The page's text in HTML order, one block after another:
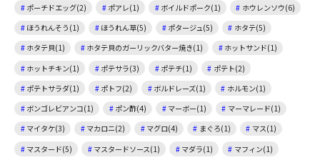
ポーチドエッグ(2)
ポアレ(1) ボイルドポーク(1)
ホウレンソウ(6)
ほうれんそう(1)
ほうれん草(5) ポタージュ(5)
ホタテ(5)
ホタテ貝(1)
ホタテ貝のガーリックバター焼き(1)
ホットサンド(1)
ホットチキン(1)
ポテサラ(3) ポテチ(1)
ポテト(2)
ポテトサラダ(1)
ポトフ(2) ボルドレーズ(1)
ホルモン(1)
ボンゴレビアンコ(1)
ポン酢(4) マーボー(1)
マーマレード(1)
マイタケ(3)
マカロニ(2) マグロ(4) まぐろ(1)
マス(1)
マスタード(5)
マスタードソース(1) マダラ(1)
マフィン(1)